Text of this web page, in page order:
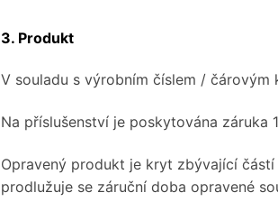
3. Produkt
V souladu s výrobním číslem /
Na příslušenství je poskytována záruka
Opravený produkt je kryt zbývající
prodlužuje se záruční doba opravené